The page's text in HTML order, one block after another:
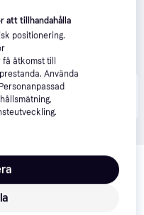
valt att inte
som kanske skulle
att tillhandahålla
positionering.
få åtkomst till
Använda